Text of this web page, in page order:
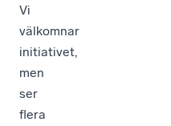
Vi
välkomnar
initiativet,
men
ser
flera